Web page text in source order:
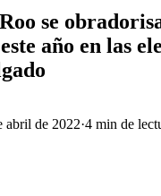
se
año en las
abril de 2022·4 min de